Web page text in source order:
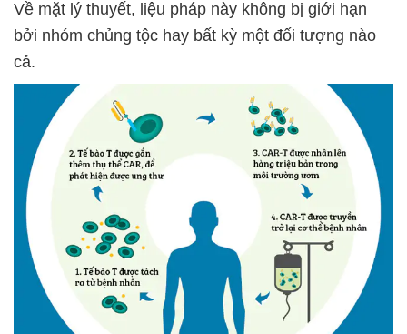
Về mặt lý thuyết, liệu pháp này không bị giới hạn
bởi nhóm chủng tộc hay bất kỳ một đối tượng nào
cả.